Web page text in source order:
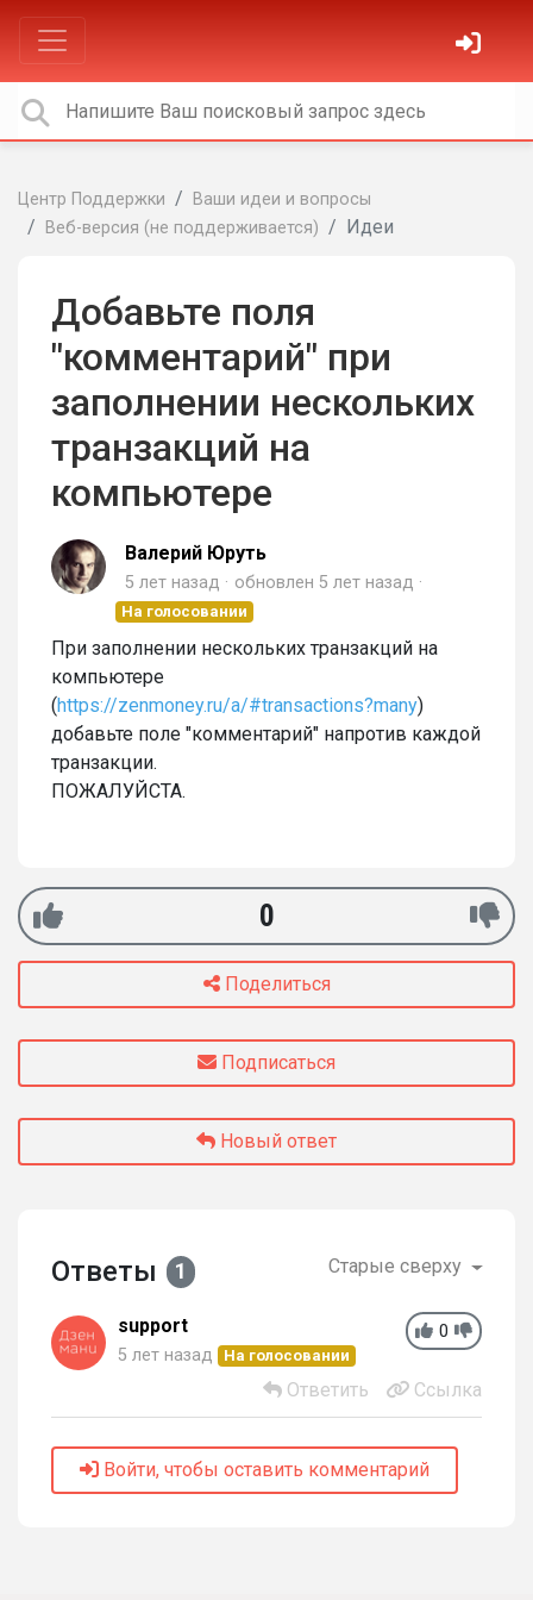
Центр Поддержки
Ваши идеи и вопросы
Веб-версия (не поддерживается)
Идеи
Добавьте поля
"комментарий" при
заполнении нескольких
транзакций на
компьютере
Валерий Юруть
5 лет назад обновлен 5 лет назад
На голосовании
При заполнении нескольких транзакций на
компьютере
(https://zenmoney.ru/a/#transactions?many)
добавьте поле "комментарий" напротив каждой
транзакции.
ПОЖАЛУЙСТА.
0
Поделиться
Подписаться
Новый ответ
Ответы 1 Старые сверху
0
support
5 лет назад На голосовании
Ответить Ссылка
Войти, чтобы оставить комментарий